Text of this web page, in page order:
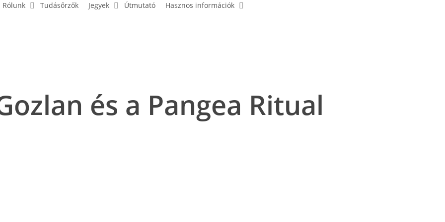
Rólunk Tudásőrzők Jegyek Útmutató Hasznos információk
és a Pangea Ritual